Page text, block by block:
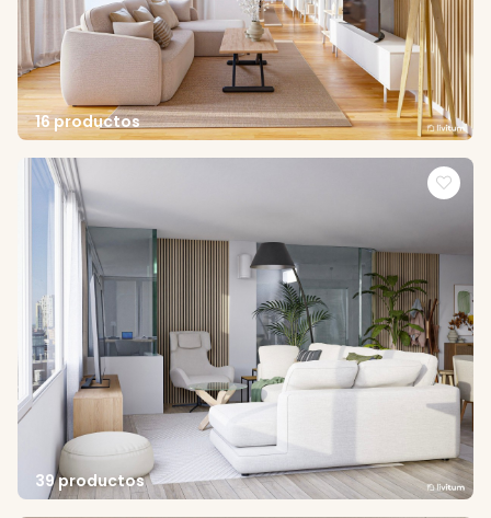
16 productos
39 productos